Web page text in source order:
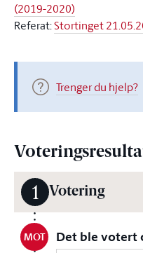
(2019-2020)
Referat:Stortinget
Trenger du hjelp?
1 Votering
MOT Det ble votert